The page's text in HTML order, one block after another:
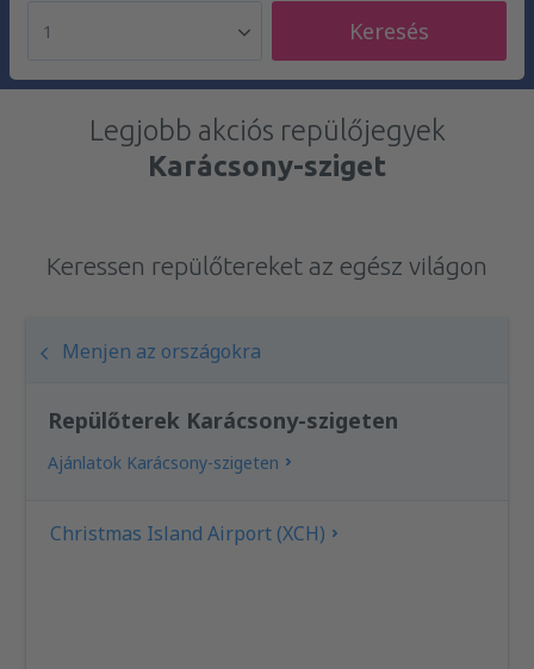
1 Keresés
Legjobb akciós repülőjegyek
Karácsony-sziget
Keressen repülőtereket az egész világon
Menjen az országokra
Repülőterek Karácsony-szigeten
Ajánlatok Karácsony-szigeten
Christmas Island Airport (XCH)